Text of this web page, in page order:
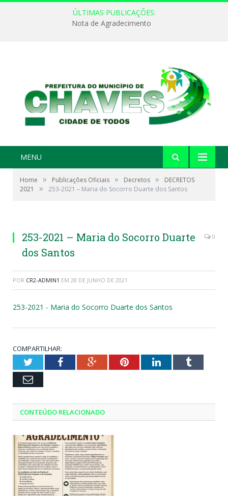
ÚLTIMAS PUBLICAÇÕES:
Nota de Agradecimento
MENU
Home » Publicações Oficiais » Decretos »
DECRETOS
2021
» 253-2021 – Maria do Socorro Duarte dos Santos
253-2021 – Maria do Socorro Duarte
dos Santos
0
POR CR2-ADMIN1 EM 28 DE JUNHO DE 2021
253-2021 - Maria do Socorro Duarte dos Santos
COMPARTILHAR:
TwitterFacebookGoogle+PinterestLinkedInTumblr
Email
CONTEÚDO RELACIONADO